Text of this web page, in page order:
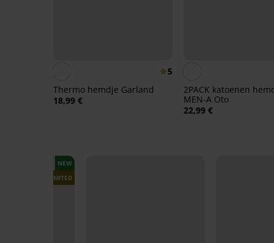
5
Thermo hemdje Garland
18,99 €
2PACK katoenen
MEN-A Oto
22,99 €
NEW
LIMITED